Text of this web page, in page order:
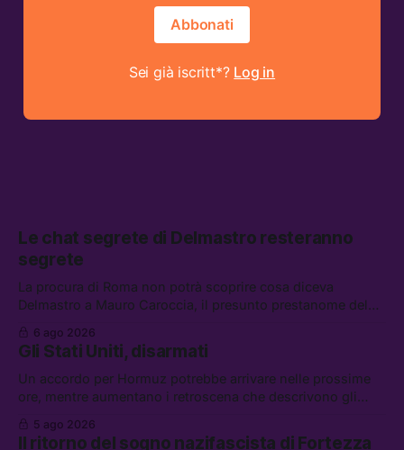
Abbonati
Sei già iscritt*? Log in
Le chat segrete di Delmastro resteranno
segrete
La procura di Roma non potrà scoprire cosa diceva
Delmastro a Mauro Caroccia, il presunto prestanome del
attacchi in Libano, il governo chiederà 36 miliardi di
flessibilità in armi e energia, e Grokipedia è già stata
abbandonata
6 ago 2026
Gli Stati Uniti, disarmati
Un accordo per Hormuz potrebbe arrivare nelle prossime
ore, mentre aumentano i retroscena che descrivono gli
chi aspetta i dispersi di Ceuta, il boom dei carburanti
5 ago 2026
Il ritorno del sogno nazifascista di Fortezza